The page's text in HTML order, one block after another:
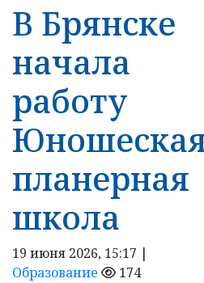
В Брянске
начала
работу
планерная
школа
19 июня 2026, 15:17 |
Образование
174